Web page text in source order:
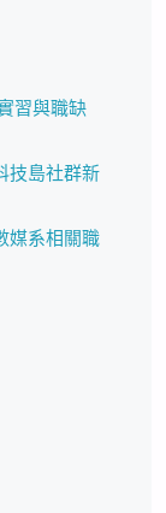
習與職缺
技島社群新
媒系相關職